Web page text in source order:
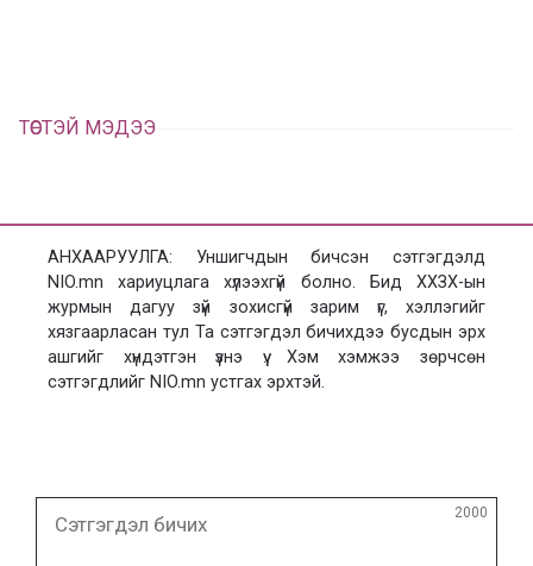
ТӨСТЭЙ МЭДЭЭ
АНХААРУУЛГА: Уншигчдын бичсэн сэтгэгдэлд
NIO.mn хариуцлага хүлээхгүй болно. Бид ХХЗХ-ын
журмын дагуу зүй зохисгүй зарим үг, хэллэгийг
хязгаарласан тул Та сэтгэгдэл бичихдээ бусдын эрх
ашгийг хүндэтгэн үзнэ үү. Хэм хэмжээ зөрчсөн
сэтгэгдлийг NIO.mn устгах эрхтэй.
2000